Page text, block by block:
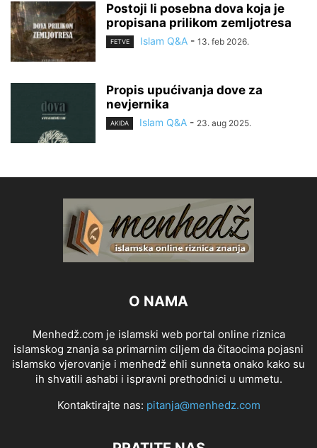
Postoji li posebna dova koja je
propisana prilikom zemljotresa
FETVE Islam Q&A - 13. feb 2026.
Propis upućivanja dove za
nevjernika
AKIDA Islam Q&A - 23. aug 2025.
O NAMA
Menhedž.com je islamski web portal online riznica
islamskog znanja sa primarnim ciljem da čitaocima pojasni
islamsko vjerovanje i menhedž ehli sunneta onako kako su
ih shvatili ashabi i ispravni prethodnici u ummetu.
Kontaktirajte nas: pitanja@menhedz.com